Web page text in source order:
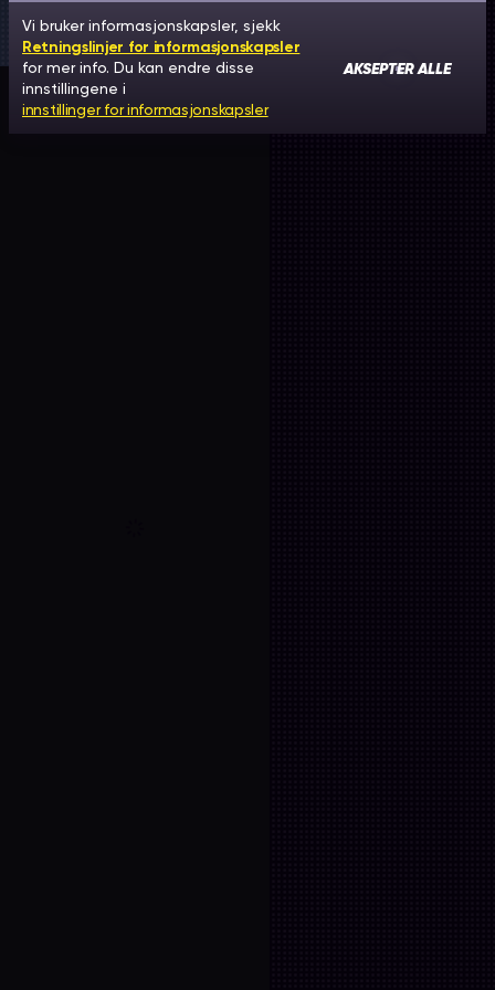
Vi bruker informasjonskapsler, sjekk
Retningslinjer for informasjonskapsler
for mer info. Du kan endre disse
innstillingene i
innstillinger for informasjonskapsler
AKSEPTER ALLE